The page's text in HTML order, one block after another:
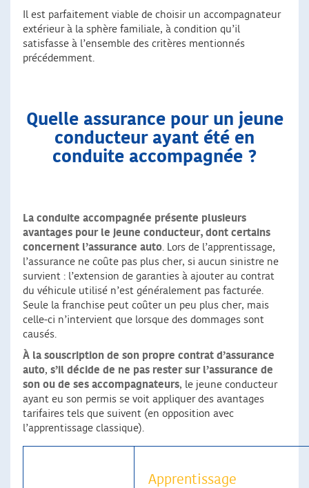
Il est parfaitement viable de choisir un accompagnateur
extérieur à la sphère familiale, à condition qu’il
satisfasse à l’ensemble des critères mentionnés
précédemment.
Quelle assurance pour un jeune
conducteur ayant été en
conduite accompagnée ?
La conduite accompagnée présente plusieurs
avantages pour le jeune conducteur, dont certains
concernent l’assurance auto. Lors de l’apprentissage,
l’assurance ne coûte pas plus cher, si aucun sinistre ne
survient : l’extension de garanties à ajouter au contrat
du véhicule utilisé n’est généralement pas facturée.
Seule la franchise peut coûter un peu plus cher, mais
celle-ci n’intervient que lorsque des dommages sont
causés.
À la souscription de son propre contrat d’assurance
auto, s’il décide de ne pas rester sur l’assurance de
son ou de ses accompagnateurs, le jeune conducteur
ayant eu son permis se voit appliquer des avantages
tarifaires tels que suivent (en opposition avec
l’apprentissage classique).
Apprentissage